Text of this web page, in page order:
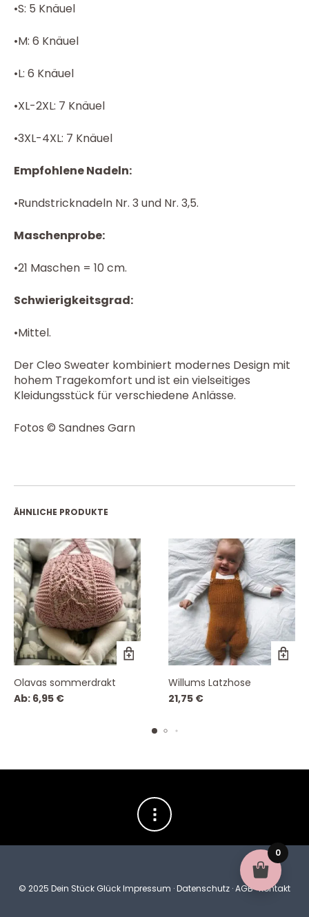
•S: 5 Knäuel
•M: 6 Knäuel
•L: 6 Knäuel
•XL-2XL: 7 Knäuel
•3XL-4XL: 7 Knäuel
Empfohlene Nadeln:
•Rundstricknadeln Nr. 3 und Nr. 3,5.
Maschenprobe:
•21 Maschen = 10 cm.
Schwierigkeitsgrad:
•Mittel.
Der Cleo Sweater kombiniert modernes Design mit
hohem Tragekomfort und ist ein vielseitiges
Kleidungsstück für verschiedene Anlässe.
Fotos © Sandnes Garn
ÄHNLICHE PRODUKTE
Olavas sommerdrakt
Ab: 6,95 €
Willums Latzhose
21,75 €
© 2025 Dein Stück GlückImpressum ·Datenschutz ·AGB·Kontakt
0